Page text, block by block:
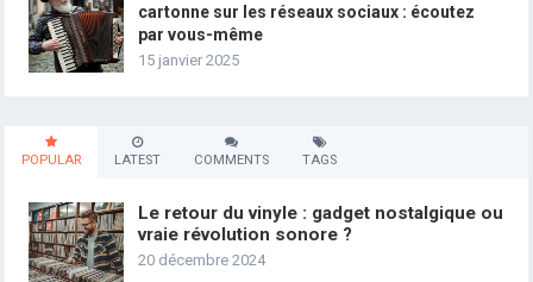
cartonne sur les réseaux sociaux : écoutez
par vous-même
15 janvier 2025
POPULAR LATEST COMMENTS TAGS
Le retour du vinyle : gadget nostalgique ou
vraie révolution sonore ?
20 décembre 2024